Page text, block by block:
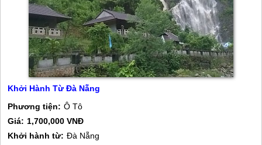
Khởi Hành Từ Đà Nẵng
Phương tiện: Ô Tô
Giá: 1,700,000 VNĐ
Khởi hành từ: Đà Nẵng